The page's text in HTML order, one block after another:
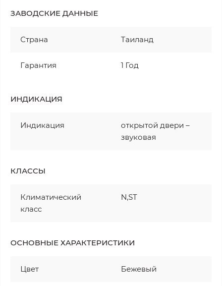
ЗАВОДСКИЕ ДАННЫЕ
Страна Таиланд
Гарантия 1 Год
ИНДИКАЦИЯ
Индикация
открытой двери –
звуковая
КЛАССЫ
Климатический
класс
N,ST
ОСНОВНЫЕ ХАРАКТЕРИСТИКИ
Цвет Бежевый